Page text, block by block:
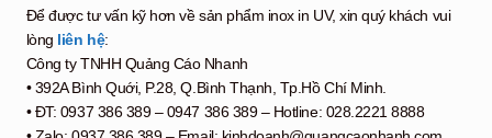
Để được tư vấn kỹ hơn về sản phẩm inox in UV, xin quý khách vui
lòng liên hệ:
Công ty TNHH Quảng Cáo Nhanh
• 392A Bình Quới, P.28, Q.Bình Thạnh, Tp.Hồ Chí Minh.
• ĐT: 0937 386 389 – 0947 386 389 – Hotline: 028.2221 8888